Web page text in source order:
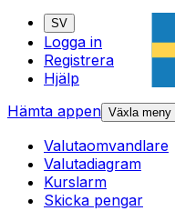
SV
Logga in
Registrera
Hjälp
Hämta appen Växla meny
Valutaomvandlare
Valutadiagram
Kurslarm
Skicka pengar